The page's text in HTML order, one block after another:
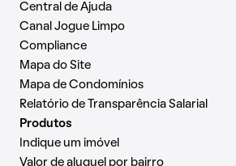
Central de Ajuda
Canal Jogue Limpo
Compliance
Mapa do Site
Mapa de Condomínios
Relatório de Transparência Salarial
Produtos
Indique um imóvel
Valor de aluguel por bairro